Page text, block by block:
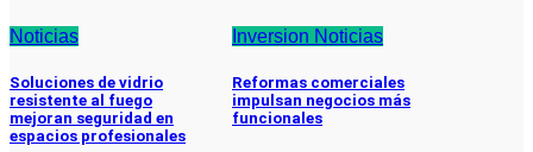
Noticias
Soluciones de vidrio
resistente al fuego
mejoran seguridad en
espacios profesionales
Inversion Noticias
Reformas comerciales
impulsan negocios más
funcionales